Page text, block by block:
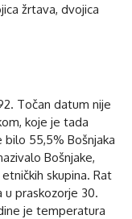
žrtava, dvojica
Točan datum nije
koje je tada
bilo 55,5% Bošnjaka
Bošnjake,
skupina. Rat
u praskozorje 30.
je temperatura